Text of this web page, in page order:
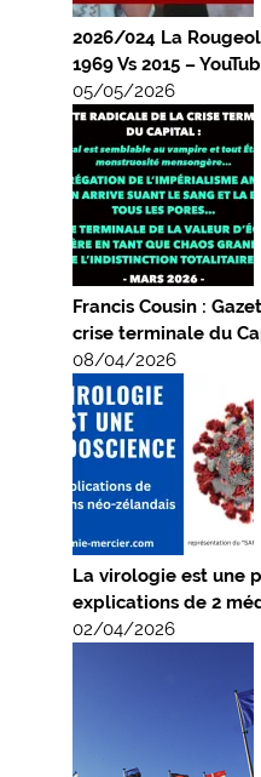
2026/024 La
1969 Vs 2015 –
05/05/2026
Francis Cousin :
crise terminale du
08/04/2026
La virologie est une
explications de 2
02/04/2026